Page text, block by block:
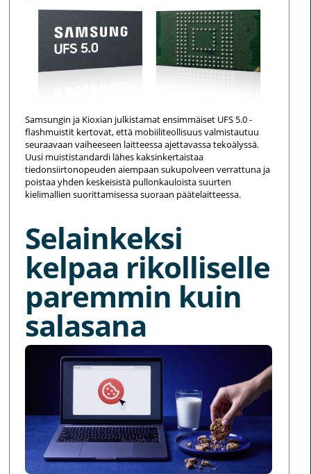
Samsungin ja Kioxian julkistamat ensimmäiset UFS 5.0 -
flashmuistit kertovat, että mobiiliteollisuus valmistautuu
seuraavaan vaiheeseen laitteessa ajettavassa tekoälyssä.
Uusi muististandardi lähes kaksinkertaistaa
tiedonsiirtonopeuden aiempaan sukupolveen verrattuna ja
poistaa yhden keskeisistä pullonkauloista suurten
kielimallien suorittamisessa suoraan päätelaitteessa.
Selainkeksi
kelpaa rikolliselle
paremmin kuin
salasana